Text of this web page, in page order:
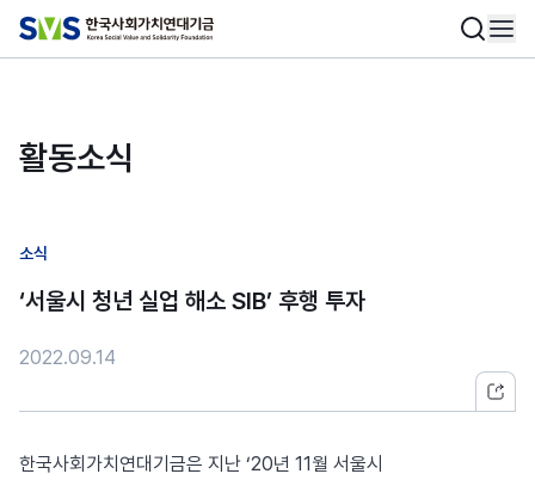
활동소식
소식
‘서울시 청년 실업 해소 SIB’ 후행 투자
2022.09.14
한국사회가치연대기금은 지난 ‘20년 11월 서울시